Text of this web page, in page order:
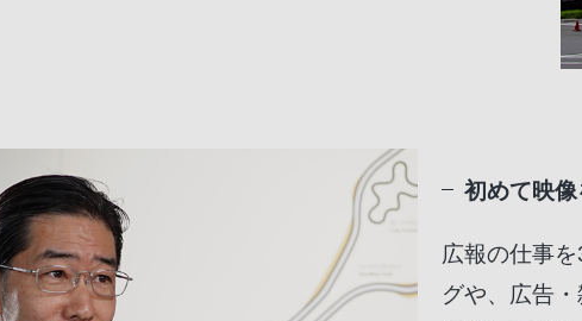
初めて映
広報の仕事
グや、広告